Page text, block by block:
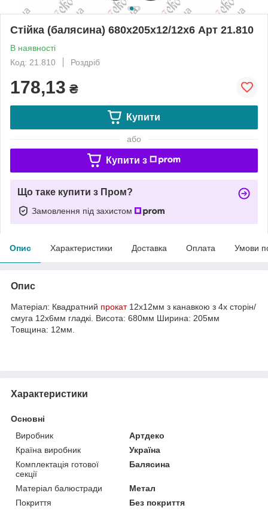
Стійка (балясина) 680х205х12/12х6 Арт 21.810
В наявності
Код: 21.810
Роздріб
178,13 ₴
Купити
або
Купити з
Що таке купити з Пром?
Замовлення під захистом
Опис Характеристики Доставка Оплата Умови
Опис
Матеріал: Квадратний прокат12х12мм з канавкою з 4х сторін/
смуга 12х6мм гладкі. Висота: 680мм Ширина: 205мм
Товщина: 12мм.
Характеристики
Основні
Виробник
Артдеко
Країна виробник
Україна
Комплектація готової
секції
Балясина
Матеріал балюстради
Метал
Покриття
Без покриття